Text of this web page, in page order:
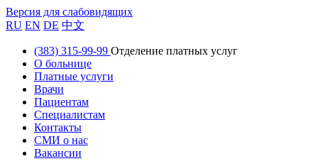
Версия для слабовидящих
RU EN DE 中文
(383) 315-99-99 Отделение платных услуг
О больнице
Платные услуги
Врачи
Пациентам
Специалистам
Контакты
СМИ о нас
Вакансии